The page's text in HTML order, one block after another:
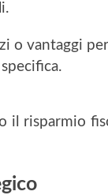
o vantaggi
il risparmio